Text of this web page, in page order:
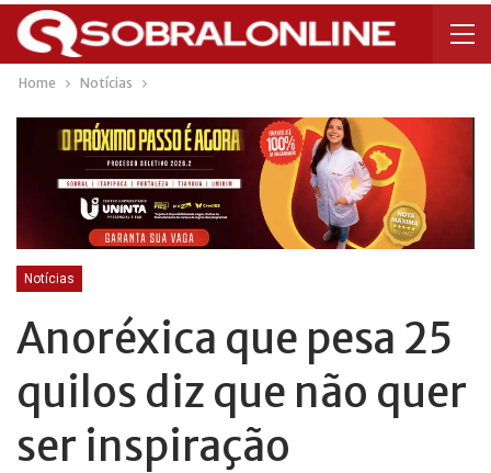
Home Notícias
Notícias
Anoréxica que pesa 25
quilos diz que não quer
ser inspiração